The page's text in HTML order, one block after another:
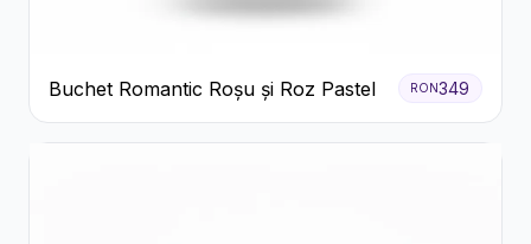
Buchet Romantic Roșu și Roz Pastel RON349